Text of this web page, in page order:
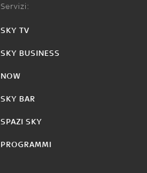
Servizi:
SKY TV
SKY BUSINESS
NOW
SKY BAR
SPAZI SKY
PROGRAMMI